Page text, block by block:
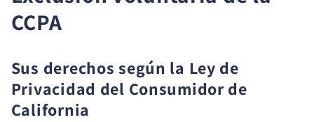
CCPA
Sus derechos según la Ley de
Privacidad del Consumidor de
California